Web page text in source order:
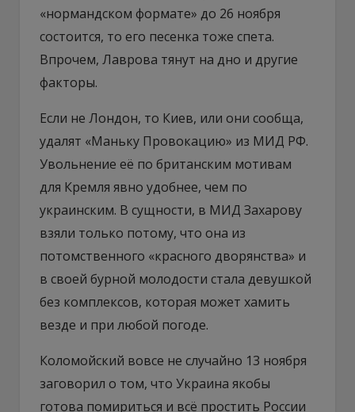
«нормандском формате» до 26 ноября
состоится, то его песенка тоже спета.
Впрочем, Лаврова тянут на дно и другие
факторы.
Если не Лондон, то Киев, или они сообща,
удалят «Маньку Провокацию» из МИД РФ.
Увольнение её по британским мотивам
для Кремля явно удобнее, чем по
украинским. В сущности, в МИД Захарову
взяли только потому, что она из
потомственного «красного дворянства» и
в своей бурной молодости стала девушкой
без комплексов, которая может хамить
везде и при любой погоде.
Коломойский вовсе не случайно 13 ноября
заговорил о том, что Украина якобы
готова помириться и всё простить России